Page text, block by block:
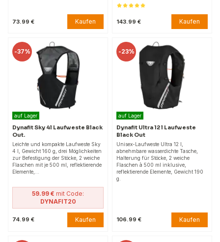
73.99 € Kaufen 143.99 € Kaufen
-37%
auf Lager
Dynafit Sky 4l Laufweste Black
Out.
Leichte und kompakte Laufweste Sky
4 l, Gewicht 160 g, drei Möglichkeiten
zur Befestigung der Stöcke, 2 weiche
Flaschen mit je 500 ml, reflektierende
Elemente,…
59.99 € mit Code:
DYNAFIT20
74.99 € Kaufen
-23%
auf Lager
Dynafit Ultra 12 l Laufweste
Black Out
Unisex-Laufweste Ultra 12 l,
abnehmbare wasserdichte Tasche,
Halterung für Stöcke, 2 weiche
Flaschen à 500 ml inklusive,
reflektierende Elemente, Gewicht 190
g.
106.99 € Kaufen